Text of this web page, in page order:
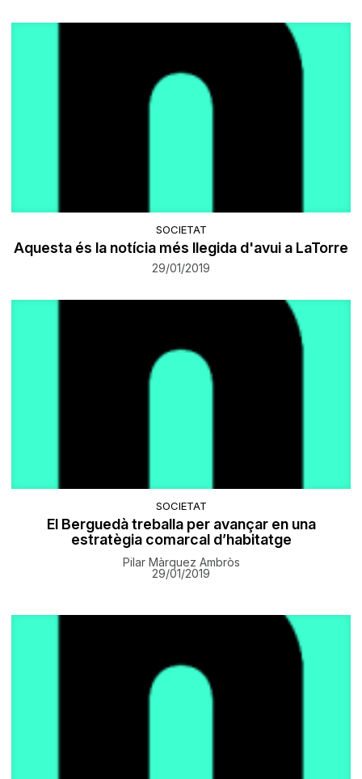
SOCIETAT
Aquesta és la notícia més llegida d'avui a LaTorre
29/01/2019
SOCIETAT
El Berguedà treballa per avançar en una
estratègia comarcal d’habitatge
Pilar Màrquez Ambròs
29/01/2019